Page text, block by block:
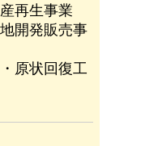
再生事業
開発販売事
原状回復工